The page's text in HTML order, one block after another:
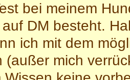
bei meinem
DM besteht.
ich mit dem
(außer mich